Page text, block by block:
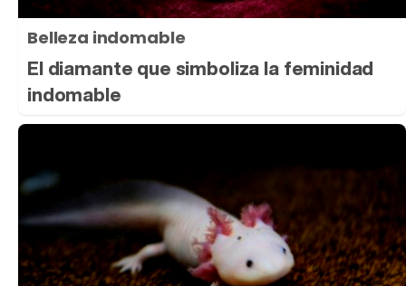
Belleza indomable
El diamante que simboliza la feminidad
indomable